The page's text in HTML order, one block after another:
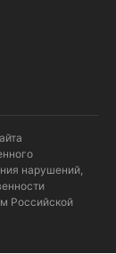
нарушений,
Российской